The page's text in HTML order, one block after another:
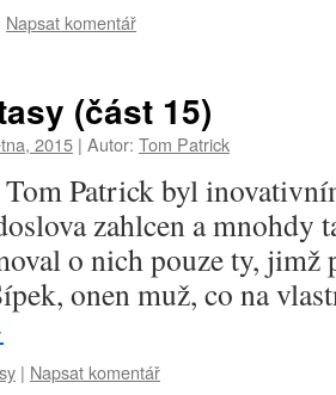
Napsat komentář
(část 15)
2015 | Autor: Tom Patrick
Tom Patrick byl
zahlcen a mnohdy
o nich pouze ty, jimž
onen muž, co na
| Napsat komentář